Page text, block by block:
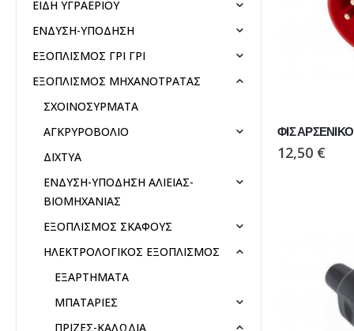
ΦΙΣ
12,50 €
ΕΙΔΗ ΥΓΡΑΕΡΙΟΥ
ΕΝΔΥΣΗ-ΥΠΟΔΗΣΗ
ΕΞΟΠΛΙΣΜΟΣ ΓΡΙ ΓΡΙ
ΕΞΟΠΛΙΣΜΟΣ ΜΗΧΑΝΟΤΡΑΤΑΣ
ΣΧΟΙΝΟΣΥΡΜΑΤΑ
ΑΓΚΡΥΡΟΒΟΛΙΟ
ΔΙΧΤΥΑ
ΕΝΔΥΣΗ-ΥΠΟΔΗΣΗ ΑΛΙΕΙΑΣ-
ΒΙΟΜΗΧΑΝΙΑΣ
ΕΞΟΠΛΙΣΜΟΣ ΣΚΑΦΟΥΣ
ΗΛΕΚΤΡΟΛΟΓΙΚΟΣ ΕΞΟΠΛΙΣΜΟΣ
ΕΞΑΡΤΗΜΑΤΑ
ΜΠΑΤΑΡΙΕΣ
ΠΡΙΖΕΣ-ΚΑΛΩΔΙΑ